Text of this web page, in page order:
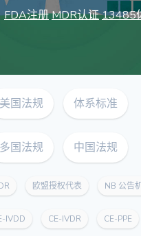
FDA注册MDR认证13485
美国法规 体系标准
多国法规 中国法规
欧盟授权代表 NB 公告
IVDD CE-IVDR CE-PPE